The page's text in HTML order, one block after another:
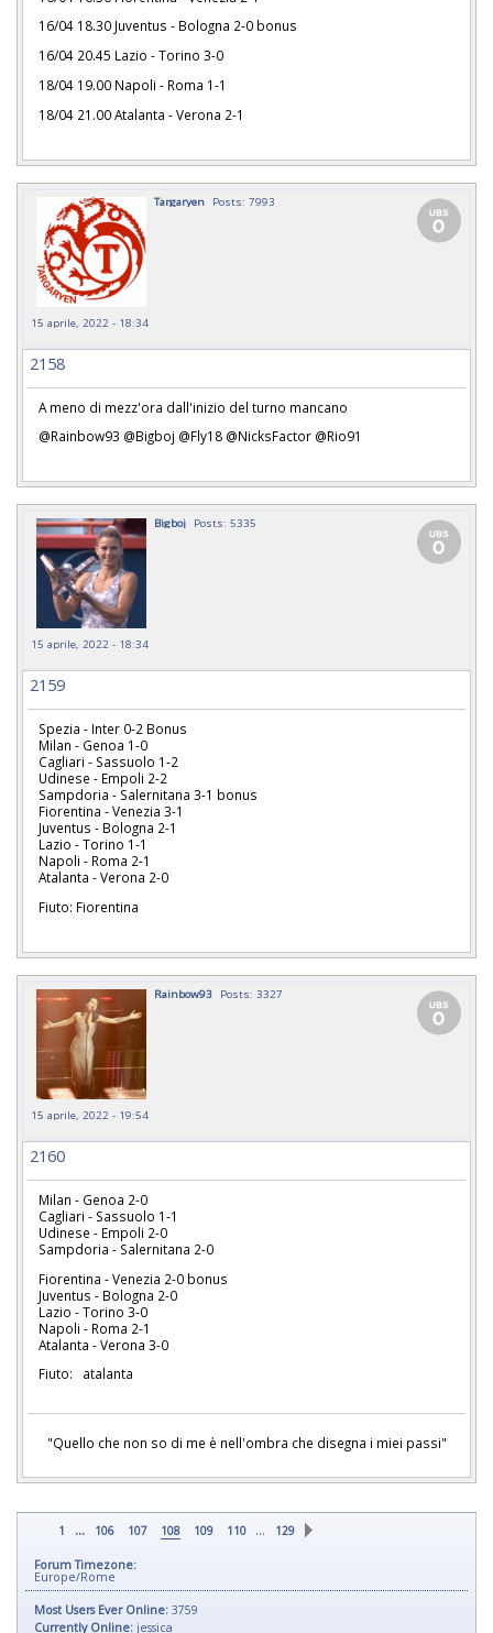
16/04 18.30 Juventus - Bologna 2-0 bonus
16/04 20.45 Lazio - Torino 3-0
18/04 19.00 Napoli - Roma 1-1
18/04 21.00 Atalanta - Verona 2-1
Targaryen Posts: 7993
15 aprile, 2022 - 18:34
2158
A meno di mezz'ora dall'inizio del turno mancano
@Rainbow93 @Bigboj @Fly18 @NicksFactor @Rio91
Bigboj Posts: 5335
15 aprile, 2022 - 18:34
2159
Spezia - Inter 0-2 Bonus
Milan - Genoa 1-0
Cagliari - Sassuolo 1-2
Udinese - Empoli 2-2
Sampdoria - Salernitana 3-1 bonus
Fiorentina - Venezia 3-1
Juventus - Bologna 2-1
Lazio - Torino 1-1
Napoli - Roma 2-1
Atalanta - Verona 2-0
Fiuto: Fiorentina
Rainbow93 Posts: 3327
15 aprile, 2022 - 19:54
2160
Milan - Genoa 2-0
Cagliari - Sassuolo 1-1
Udinese - Empoli 2-0
Sampdoria - Salernitana 2-0
Fiorentina - Venezia 2-0 bonus
Juventus - Bologna 2-0
Lazio - Torino 3-0
Napoli - Roma 2-1
Atalanta - Verona 3-0
Fiuto: atalanta
"Quello che non so di me è nell'ombra che disegna i miei passi"
1 ... 106 107 108 109 110 … 129
Forum Timezone:
Europe/Rome
Most Users Ever Online: 3759
Currently Online: jessica